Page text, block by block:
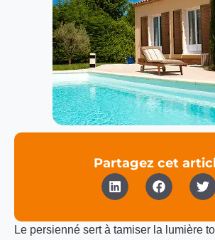
Le persienné sert à tamiser la lumière
Partagez cet